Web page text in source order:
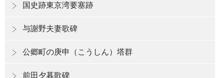
国史跡東京湾要塞跡
与謝野夫妻歌碑
公郷町の庚申（こうしん）塔群
前田夕暮歌碑